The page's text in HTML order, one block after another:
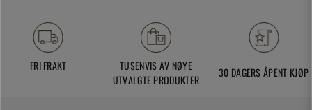
FRI FRAKT
TUSENVIS AV NØYE
UTVALGTE PRODUKTER
30 DAGERS ÅPENT KJØP